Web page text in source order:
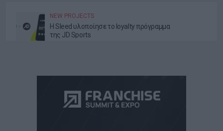
NEW PROJECTS
Η Sleed υλοποίησε το loyalty πρόγραμμα
της JD Sports